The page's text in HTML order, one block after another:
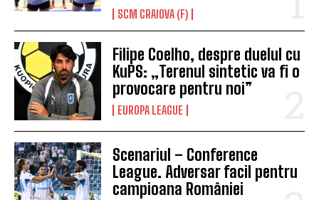
SCM CRAIOVA (F)
Filipe Coelho, despre duelul cu
KuPS: „Terenul sintetic va fi o
provocare pentru noi”
EUROPA LEAGUE
Scenariul – Conference
League. Adversar facil pentru
campioana României